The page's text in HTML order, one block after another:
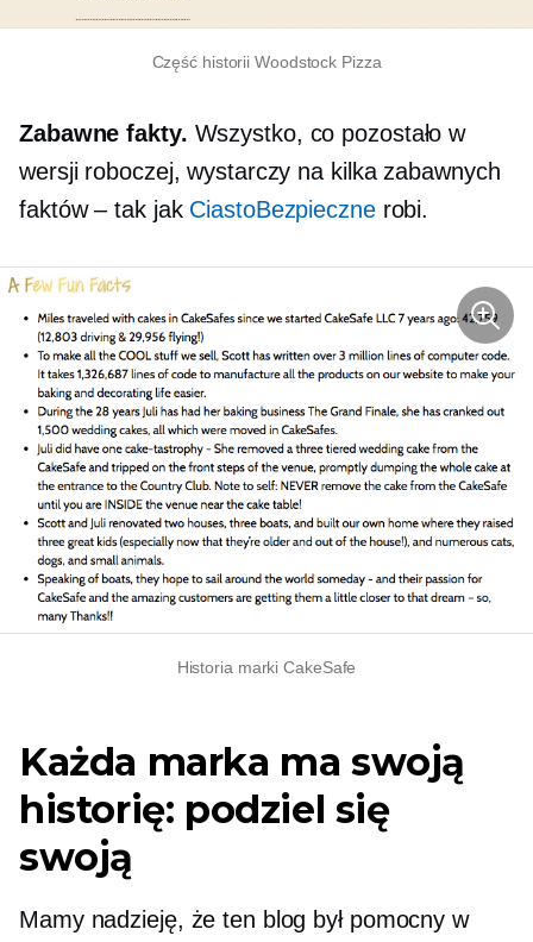
Część historii Woodstock Pizza
Zabawne fakty. Wszystko, co pozostało w
wersji roboczej, wystarczy na kilka zabawnych
faktów – tak jak CiastoBezpiecznerobi.
Historia marki CakeSafe
Każda marka ma swoją
historię: podziel się
swoją
Mamy nadzieję, że ten blog był pomocny w